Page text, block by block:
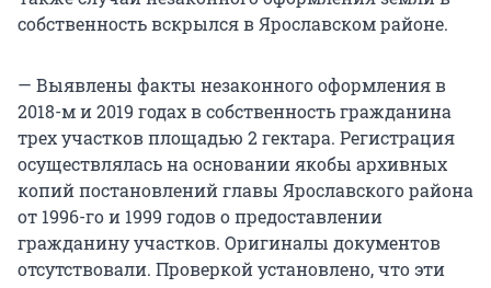
собственность вскрылся в Ярославском районе.
— Выявлены факты незаконного оформления в
2018-м и 2019 годах в собственность гражданина
трех участков площадью 2 гектара. Регистрация
осуществлялась на основании якобы архивных
копий постановлений главы Ярославского района
от 1996-го и 1999 годов о предоставлении
гражданину участков. Оригиналы документов
отсутствовали. Проверкой установлено, что эти